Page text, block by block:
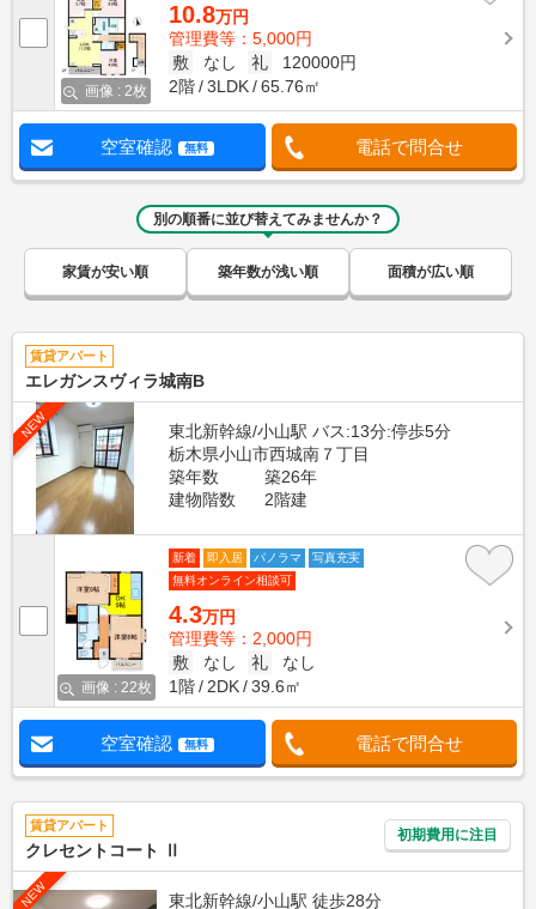
画像 : 2枚
10.8万円
管理費等：5,000円
敷
なし 礼
120000円
2階
3LDK 65.76㎡
空室確認 無料 電話で問合せ
別の順番に並び替えてみませんか？
家賃が安い順 築年数が浅い順 面積が広い順
賃貸アパート
エレガンスヴィラ城南B
NEW
東北新幹線/小山駅 バス:13分:停歩5分
栃木県小山市西城南７丁目
築年数
築26年
建物階数
2階建
画像 : 22枚
新着 即入居 パノラマ
写真充実
無料オンライン相談可
4.3万円
管理費等：2,000円
敷
なし 礼
なし
1階
2DK 39.6㎡
空室確認 無料 電話で問合せ
賃貸アパート
クレセントコート Ⅱ
初期費用に注目
NEW 東北新幹線/小山駅 徒歩28分